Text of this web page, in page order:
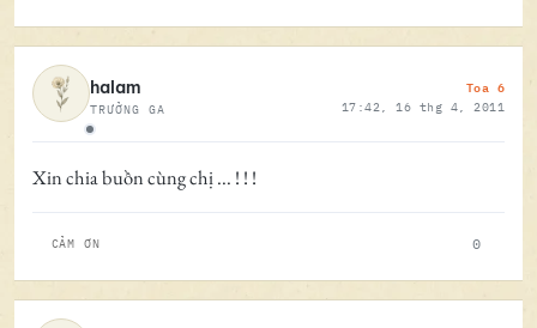
Ngoại tuyến
halam
TRƯỞNG GA
Toa 6
17:42, 16 thg 4, 2011
Xin chia buồn cùng chị ... ! ! !
CẢM ƠN 0